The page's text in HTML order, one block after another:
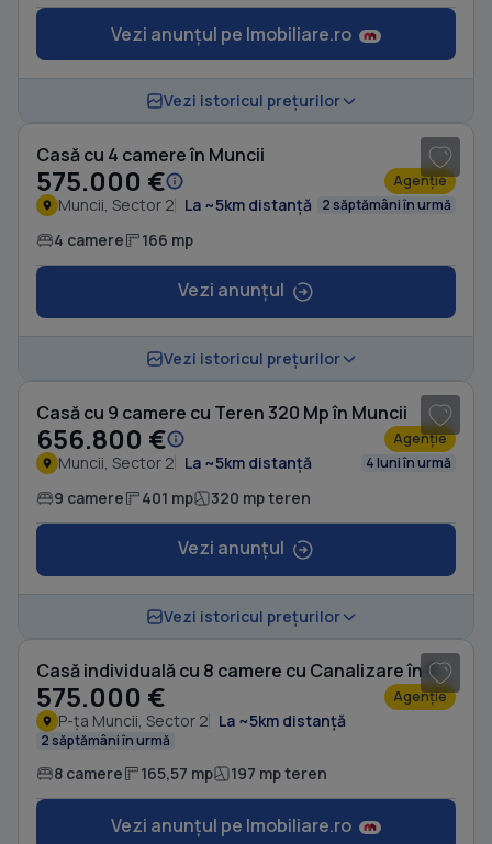
Vezi anunțul pe Imobiliare.ro
Vezi istoricul prețurilor
Casă cu 4 camere în Muncii
575.000 € Agenție
Muncii, Sector 2 La ~5km distanță 2 săptămâni în urmă
4 camere 166 mp
Vezi anunțul
Vezi istoricul prețurilor
Casă cu 9 camere cu Teren 320 Mp în Muncii
656.800 € Agenție
Muncii, Sector 2 La ~5km distanță 4 luni în urmă
9 camere 401 mp 320 mp teren
Vezi anunțul
Vezi istoricul prețurilor
Casă individuală cu 8 camere cu Canalizare în P-ța Muncii
575.000 € Agenție
P-ța Muncii, Sector 2 La ~5km distanță
2 săptămâni în urmă
8 camere 165,57 mp 197 mp teren
Vezi anunțul pe Imobiliare.ro